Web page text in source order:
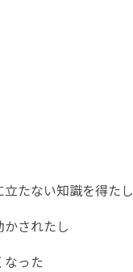
立たない知識を得たし
かされたし
なった